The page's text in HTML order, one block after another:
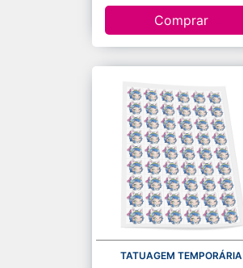
Comprar
TATUAGEM TEMPORÁRIA